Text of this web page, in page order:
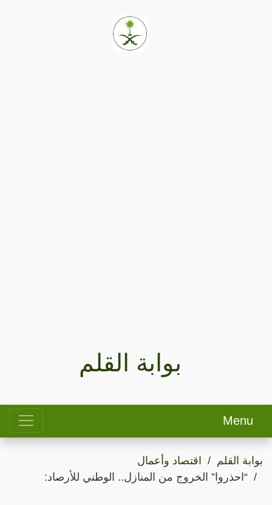
بوابة القلم
Menu
بوابة القلم
اقتصاد وأعمال
“احذروا” الخروج من المنازل.. الوطني للأرصاد: